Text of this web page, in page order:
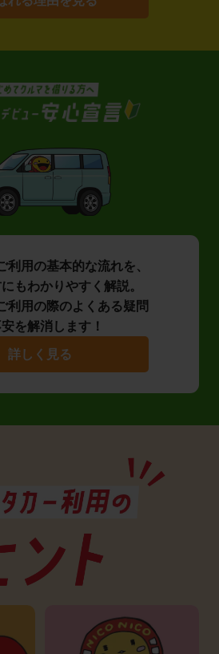
利用の基本的な流れを、
もわかりやすく解説。
利用の際のよくある疑問
を解消します！
詳しく見る